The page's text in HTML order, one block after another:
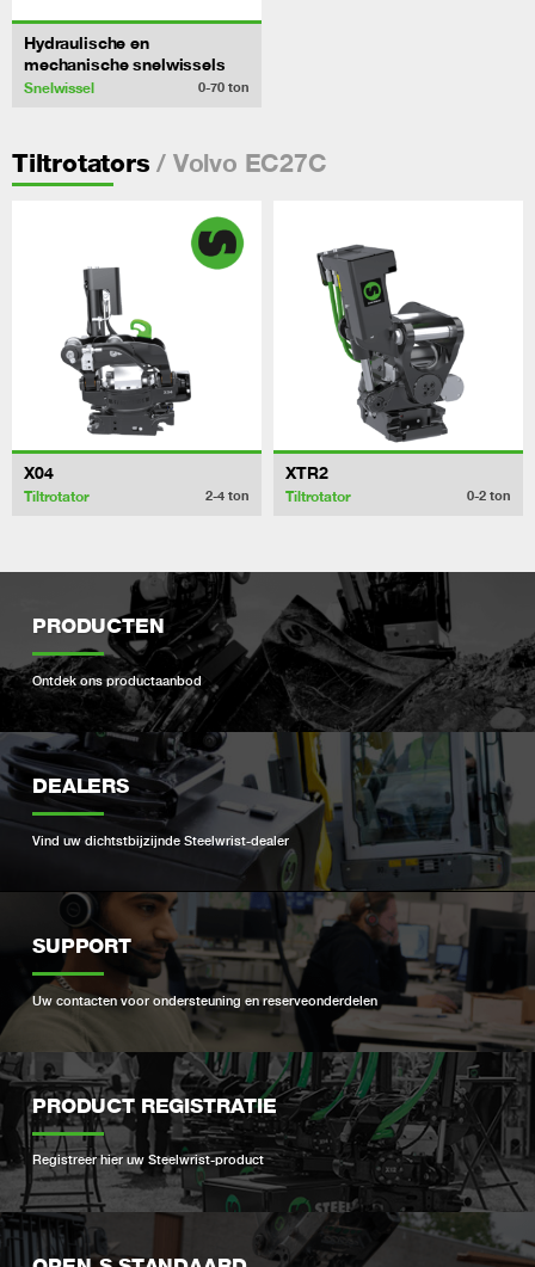
Hydraulische en
mechanische snelwissels
Snelwissel 0-70 ton
Tiltrotators / Volvo EC27C
X04
Tiltrotator 2-4 ton
XTR2
Tiltrotator 0-2 ton
PRODUCTEN
Ontdek ons ​​productaanbod
DEALERS
Vind uw dichtstbijzijnde Steelwrist-dealer
SUPPORT
Uw contacten voor ondersteuning en reserveonderdelen
PRODUCT REGISTRATIE
Registreer hier uw Steelwrist-product